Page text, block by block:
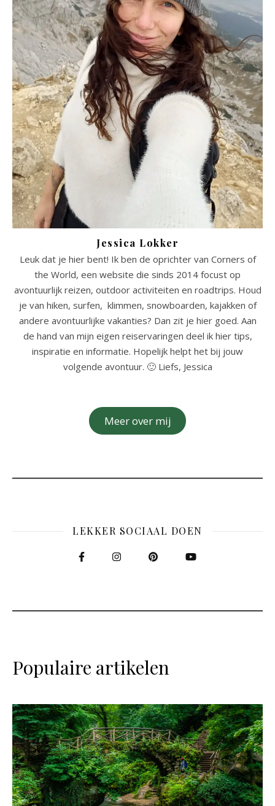
Jessica Lokker
Leuk dat je hier bent! Ik ben de oprichter van Corners of
the World, een website die sinds 2014 focust op
avontuurlijk reizen, outdoor activiteiten en roadtrips. Houd
je van hiken, surfen, klimmen, snowboarden, kajakken of
andere avontuurlijke vakanties? Dan zit je hier goed. Aan
de hand van mijn eigen reiservaringen deel ik hier tips,
inspiratie en informatie. Hopelijk helpt het bij jouw
volgende avontuur. 🙂 Liefs, Jessica
Meer over mij
LEKKER SOCIAAL DOEN
Populaire artikelen